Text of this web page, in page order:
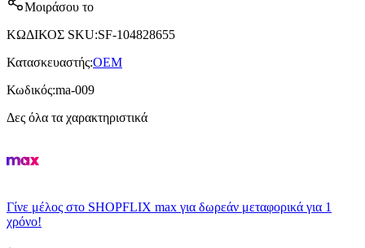
Μοιράσου το
ΚΩΔΙΚΟΣ SKU:SF-104828655
Κατασκευαστής:OEM
Κωδικός:ma-009
Δες όλα τα χαρακτηριστικά
Γίνε μέλος στο SHOPFLIX max για δωρεάν μεταφορικά για 1
χρόνο!